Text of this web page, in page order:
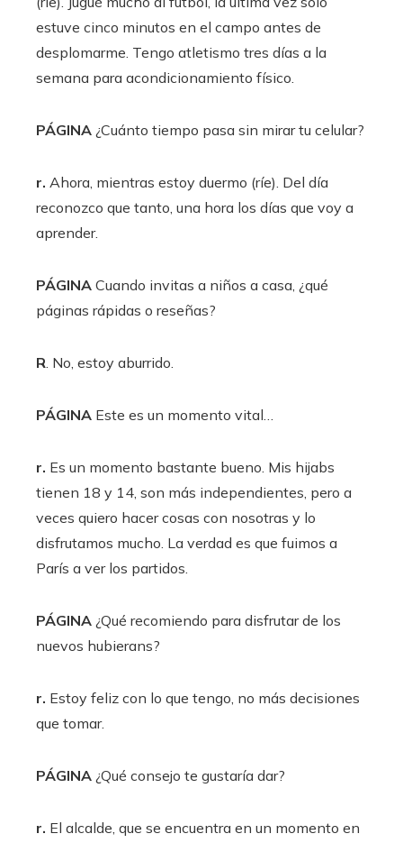
estuve cinco minutos en el campo antes de
desplomarme. Tengo atletismo tres días a la
semana para acondicionamiento físico.
PÁGINA ¿Cuánto tiempo pasa sin mirar tu celular?
r. Ahora, mientras estoy duermo (ríe). Del día
reconozco que tanto, una hora los días que voy a
aprender.
PÁGINA Cuando invitas a niños a casa, ¿qué
páginas rápidas o reseñas?
R. No, estoy aburrido.
PÁGINA Este es un momento vital…
r. Es un momento bastante bueno. Mis hijabs
tienen 18 y 14, son más independientes, pero a
veces quiero hacer cosas con nosotras y lo
disfrutamos mucho. La verdad es que fuimos a
París a ver los partidos.
PÁGINA ¿Qué recomiendo para disfrutar de los
nuevos hubierans?
r. Estoy feliz con lo que tengo, no más decisiones
que tomar.
PÁGINA ¿Qué consejo te gustaría dar?
r. El alcalde, que se encuentra en un momento en